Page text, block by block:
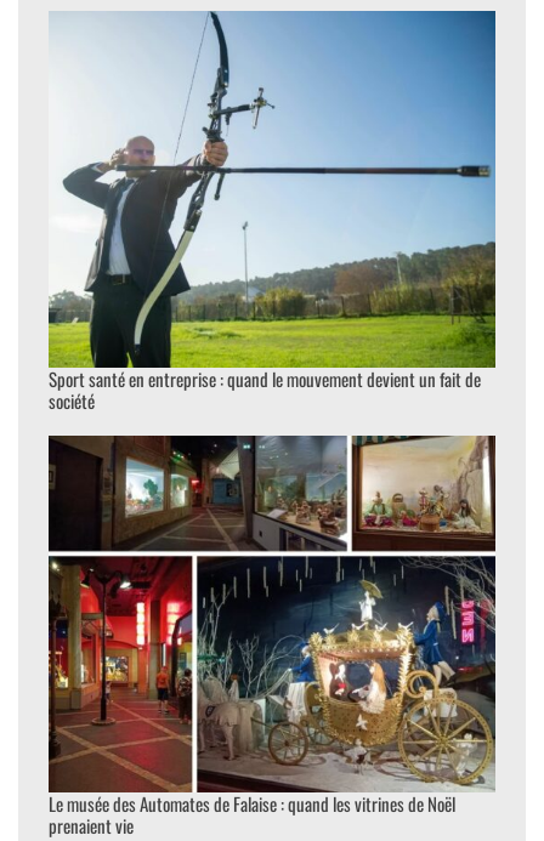
Sport santé en entreprise : quand le mouvement devient un fait de
société
Le musée des Automates de Falaise : quand les vitrines de Noël
prenaient vie